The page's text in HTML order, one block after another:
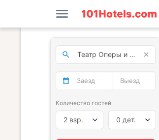
Количество гостей
2 взр. 0 дет.